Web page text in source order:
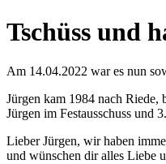
Tschüss und
Am 14.04.2022 war es nun
Jürgen kam 1984 nach
Jürgen im Festausschuss und
Lieber Jürgen, wir haben
und wünschen dir alles Liebe